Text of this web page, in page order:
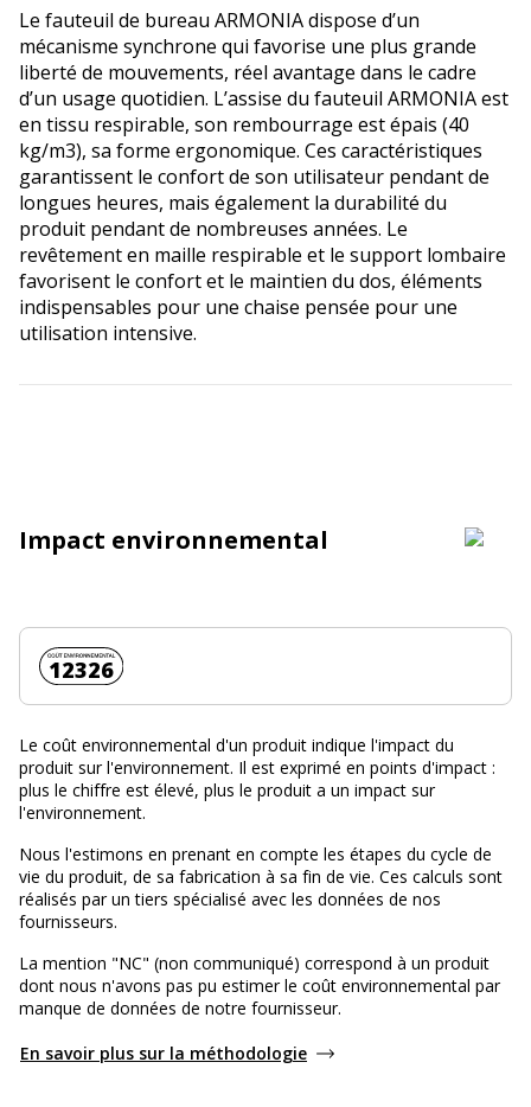
Le fauteuil de bureau ARMONIA dispose d’un
mécanisme synchrone qui favorise une plus grande
liberté de mouvements, réel avantage dans le cadre
d’un usage quotidien. L’assise du fauteuil ARMONIA est
en tissu respirable, son rembourrage est épais (40
kg/m3), sa forme ergonomique. Ces caractéristiques
garantissent le confort de son utilisateur pendant de
longues heures, mais également la durabilité du
produit pendant de nombreuses années. Le
revêtement en maille respirable et le support lombaire
favorisent le confort et le maintien du dos, éléments
indispensables pour une chaise pensée pour une
utilisation intensive.
Impact environnemental
Coût environnemental :
12326
Le coût environnemental d'un produit indique l'impact du
produit sur l'environnement. Il est exprimé en points d'impact :
plus le chiffre est élevé, plus le produit a un impact sur
l'environnement.
Nous l'estimons en prenant en compte les étapes du cycle de
vie du produit, de sa fabrication à sa fin de vie. Ces calculs sont
réalisés par un tiers spécialisé avec les données de nos
fournisseurs.
La mention "NC" (non communiqué) correspond à un produit
dont nous n'avons pas pu estimer le coût environnemental par
manque de données de notre fournisseur.
En savoir plus sur la méthodologie